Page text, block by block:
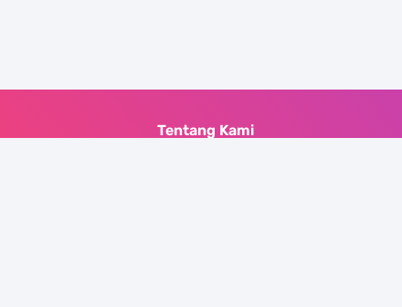
Tentang Kami